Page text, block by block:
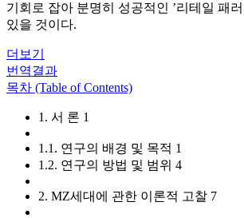
기회로 잡아 분명히 성공적인 ’리테일 패
있을 것이다.
더보기
번역결과
목차 (Table of Contents)
1. 서 론 1
1.1. 연구의 배경 및 목적 1
1.2. 연구의 방법 및 범위 4
2. MZ세대에 관한 이론적 고찰 7